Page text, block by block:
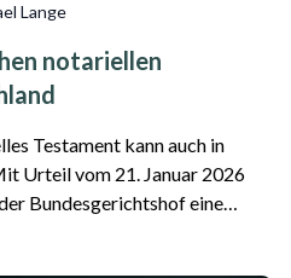
Lange
notariellen
Testament kann auch in
Bundesgerichtshof eine